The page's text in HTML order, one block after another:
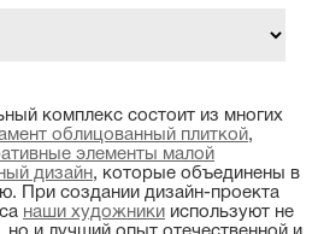
комплекс состоит из многих
облицованный плиткой,
элементы малой
дизайн, которые объединены в
При создании дизайн-проекта
наши художники используют не